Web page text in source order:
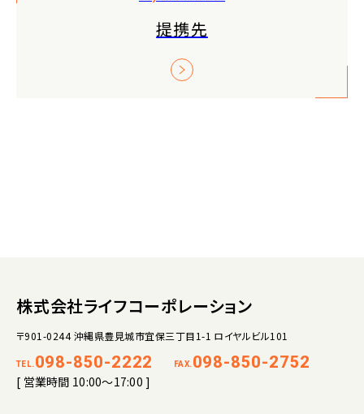
提携先
株式会社ライフコーポレーション
〒901-0244 沖縄県豊見城市宜保三丁目1-1 ロイヤルビル101
TEL. 098-850-2222 FAX. 098-850-2752
[ 営業時間 10:00～17:00 ]